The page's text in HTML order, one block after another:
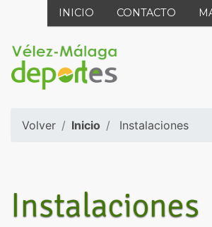
INICIO CONTACTO
Volver Inicio Instalaciones
Instalaciones